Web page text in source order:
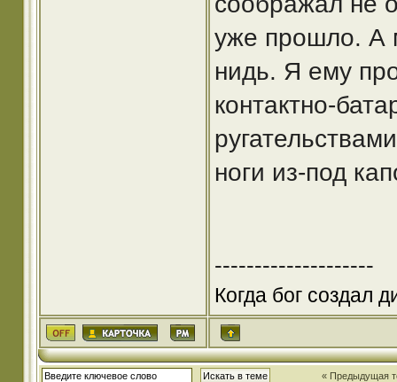
уже прошло. А
нидь. Я ему
контактно-
ноги из-под
--------------------
Когда бог создал
« Предыдущая